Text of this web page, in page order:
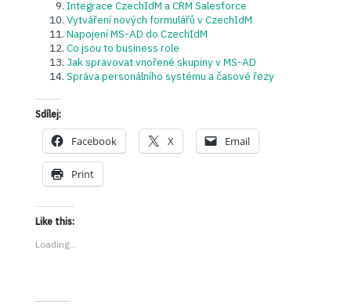
Integrace CzechIdM a CRM Salesforce
Vytváření nových formulářů v CzechIdM
Napojení MS-AD do CzechIdM
Co jsou to business role
Jak spravovat vnořené skupiny v MS-AD
Správa personálního systému a časové řezy
Sdílej:
Facebook X Email
Print
Like this:
Loading...